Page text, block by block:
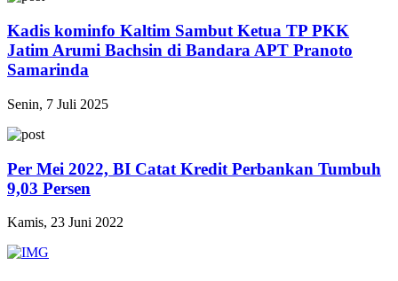
Kadis kominfo Kaltim Sambut Ketua TP PKK
Jatim Arumi Bachsin di Bandara APT Pranoto
Samarinda
Senin, 7 Juli 2025
Per Mei 2022, BI Catat Kredit Perbankan Tumbuh
9,03 Persen
Kamis, 23 Juni 2022